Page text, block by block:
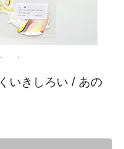
いきしろい / あの